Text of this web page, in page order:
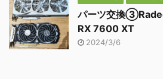
パーツ交換
RX 7600 XT
2024/3/6